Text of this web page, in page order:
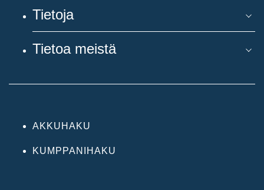
Tietoja
Tietoa meistä
AKKUHAKU
KUMPPANIHAKU